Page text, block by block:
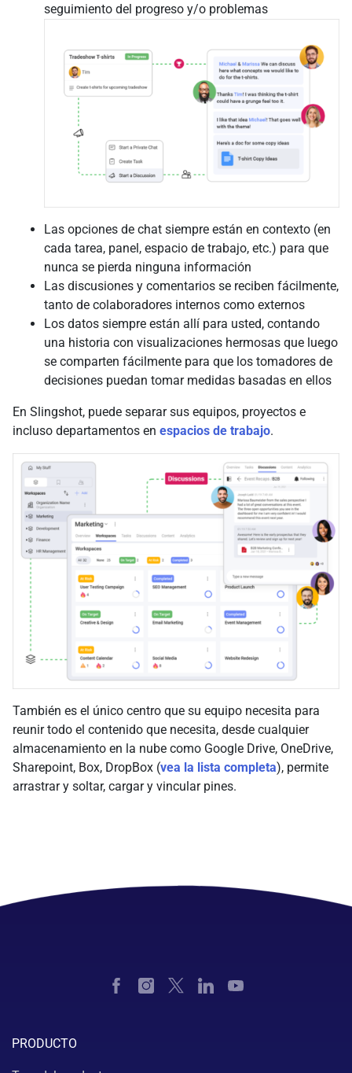
seguimiento del progreso y/o problemas
Las opciones de chat siempre están en contexto (en
cada tarea, panel, espacio de trabajo, etc.) para que
nunca se pierda ninguna información
Las discusiones y comentarios se reciben fácilmente,
tanto de colaboradores internos como externos
Los datos siempre están allí para usted, contando
una historia con visualizaciones hermosas que luego
se comparten fácilmente para que los tomadores de
decisiones puedan tomar medidas basadas en ellos
En Slingshot, puede separar sus equipos, proyectos e
incluso departamentos en espacios de trabajo.
También es el único centro que su equipo necesita para
reunir todo el contenido que necesita, desde cualquier
almacenamiento en la nube como Google Drive, OneDrive,
Sharepoint, Box, DropBox (vea la lista completa), permite
arrastrar y soltar, cargar y vincular pines.
PRODUCTO